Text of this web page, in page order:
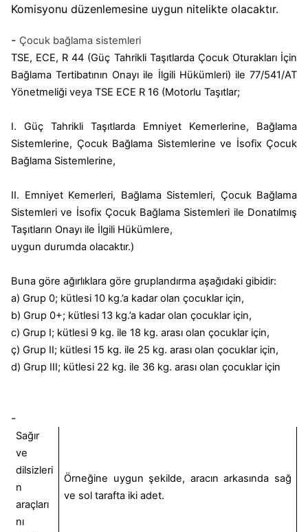
Komisyonu düzenlemesine uygun nitelikte olacaktır.
- Çocuk bağlama sistemleri
TSE, ECE, R 44 (Güç Tahrikli Taşıtlarda Çocuk Oturakları İçin
Bağlama Tertibatının Onayı ile İlgili Hükümleri) ile 77/541/AT
Yönetmeliği veya TSE ECE R 16 (Motorlu Taşıtlar;
I. Güç Tahrikli Taşıtlarda Emniyet Kemerlerine, Bağlama
Sistemlerine, Çocuk Bağlama Sistemlerine ve İsofix Çocuk
Bağlama Sistemlerine,
II. Emniyet Kemerleri, Bağlama Sistemleri, Çocuk Bağlama
Sistemleri ve İsofix Çocuk Bağlama Sistemleri ile Donatılmış
Taşıtların Onayı ile İlgili Hükümlere,
uygun durumda olacaktır.)
Buna göre ağırlıklara göre gruplandırma aşağıdaki gibidir:
a) Grup 0; kütlesi 10 kg.’a kadar olan çocuklar için,
b) Grup 0+; kütlesi 13 kg.’a kadar olan çocuklar için,
c) Grup I; kütlesi 9 kg. ile 18 kg. arası olan çocuklar için,
ç) Grup II; kütlesi 15 kg. ile 25 kg. arası olan çocuklar için,
d) Grup III; kütlesi 22 kg. ile 36 kg. arası olan çocuklar için
-
Sağır
ve
dilsizleri
n
araçları
nı
Örneğine uygun şekilde, aracın arkasında sağ
ve sol tarafta iki adet.